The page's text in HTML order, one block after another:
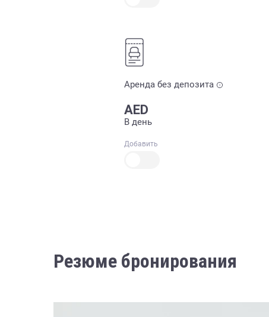
Аренда без депозита
AED
В день
Добавить
Резюме бронирования